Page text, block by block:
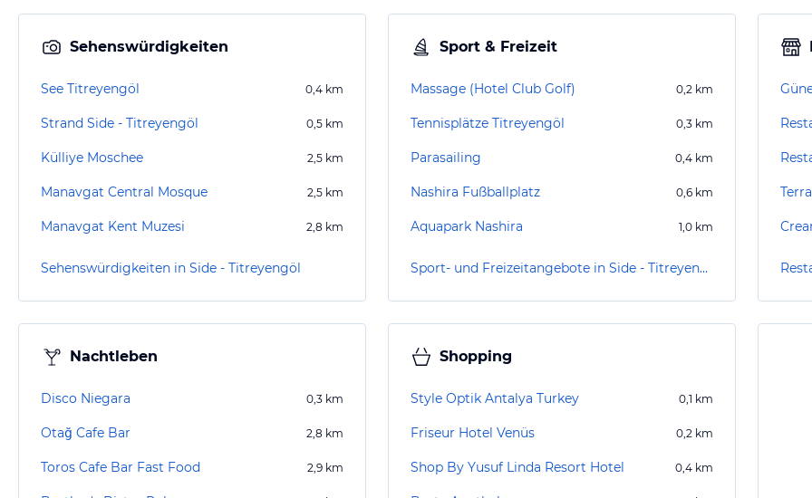
Sehenswürdigkeiten
See Titreyengöl 0,4 km
Strand Side - Titreyengöl 0,5 km
Külliye Moschee 2,5 km
Manavgat Central Mosque 2,5 km
Manavgat Kent Muzesi 2,8 km
Sehenswürdigkeiten in Side - Titreyengöl
Sport & Freizeit
Massage (Hotel Club Golf) 0,2 km
Tennisplätze Titreyengöl 0,3 km
Parasailing 0,4 km
Nashira Fußballplatz 0,6 km
Aquapark Nashira 1,0 km
Sport- und Freizeitangebote in Side - Titreyengöl
Nachtleben
Disco Niegara 0,3 km
Otağ Cafe Bar 2,8 km
Toros Cafe Bar Fast Food 2,9 km
Shopping
Style Optik Antalya Turkey 0,1 km
Friseur Hotel Venüs 0,2 km
Shop By Yusuf Linda Resort Hotel 0,4 km